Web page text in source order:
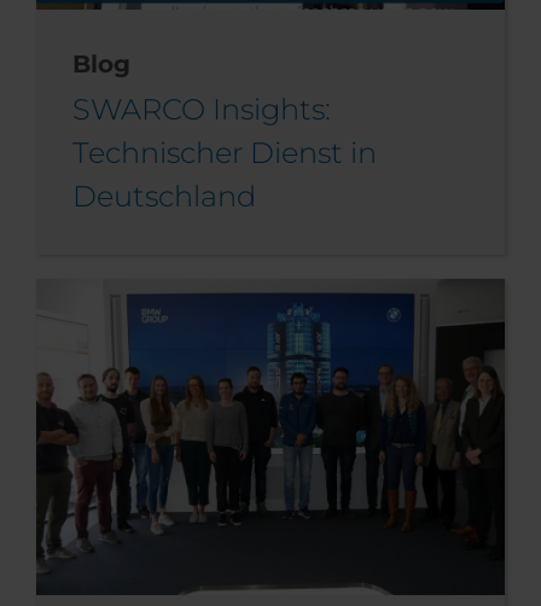
Blog
SWARCO Insights:
Technischer Dienst in
Deutschland